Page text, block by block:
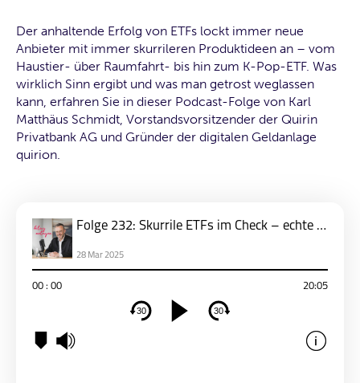
Der anhaltende Erfolg von ETFs lockt immer neue
Anbieter mit immer skurrileren Produktideen an – vom
Haustier- über Raumfahrt- bis hin zum K-Pop-ETF. Was
wirklich Sinn ergibt und was man getrost weglassen
kann, erfahren Sie in dieser Podcast-Folge von Karl
Matthäus Schmidt, Vorstandsvorsitzender der Quirin
Privatbank AG und Gründer der digitalen Geldanlage
quirion.